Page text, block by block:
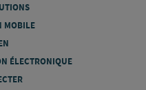
MOBILE
ÉLECTRONIQUE